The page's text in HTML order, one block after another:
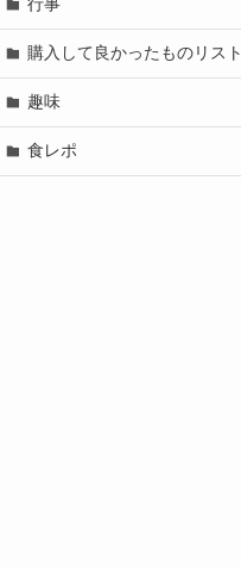
購入して良かったものリスト
趣味
食レポ